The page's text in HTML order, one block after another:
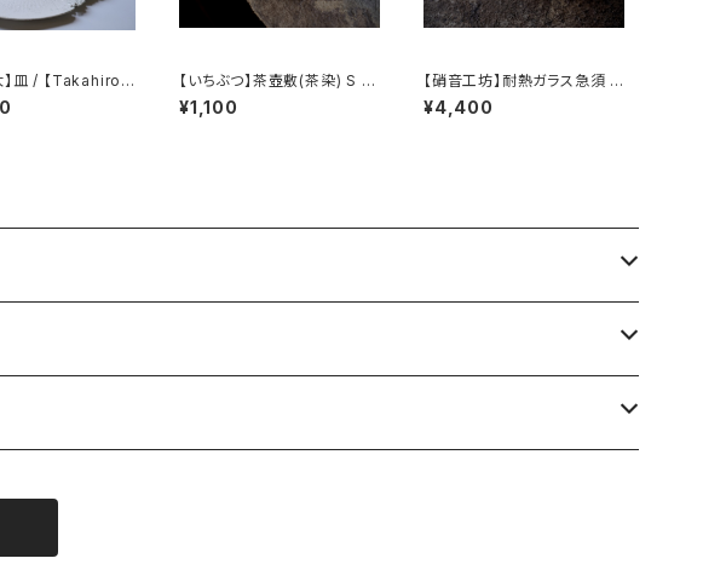
Y
【いちぶつ】茶壺敷(茶染) S /
【Ichibutu】Teapot Coaste
r S
¥1,100
【硝音工坊】耐熱ガラス急須 【
Shione Studio】Borosilica
te glass teapot
¥4,400